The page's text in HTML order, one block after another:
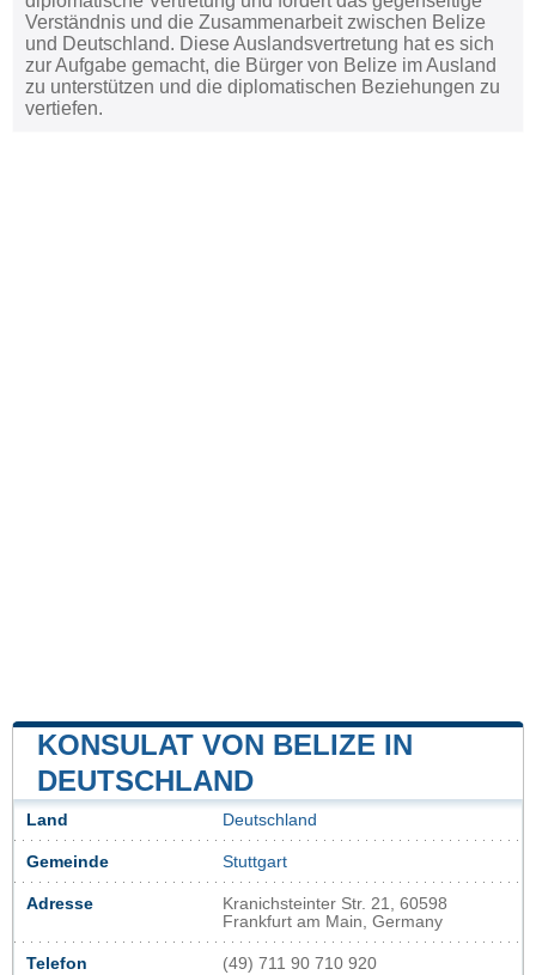
Verständnis und die Zusammenarbeit zwischen Belize
und Deutschland. Diese Auslandsvertretung hat es sich
zur Aufgabe gemacht, die Bürger von Belize im Ausland
zu unterstützen und die diplomatischen Beziehungen zu
vertiefen.
KONSULAT VON BELIZE IN
DEUTSCHLAND
Land Deutschland
Gemeinde Stuttgart
Adresse
Kranichsteinter Str. 21, 60598
Frankfurt am Main, Germany
Telefon (49) 711 90 710 920